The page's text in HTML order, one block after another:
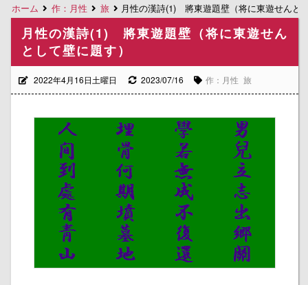
ホーム 作：月性 旅 月性の漢詩(1) 將東遊題壁（将に東遊せんと
月性の漢詩(1) 將東遊題壁（将に東遊せん
として壁に題す）
2022年4月16日土曜日 2023/07/16 作：月性 旅